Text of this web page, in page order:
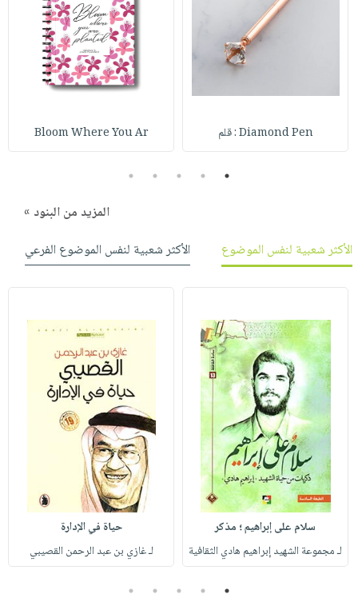
Diamond Pen : قلم Bloom Where You Ar
1
2
3
4
5
المزيد من البنود »
الأكثر شعبية لنفس الموضوع
الأكثر شعبية لنفس الموضوع الفرعي
سلام على إبراهيم ؛ مذكر
لـ مجموعة الشهيد إبراهيم هادي الثقافية
حياة في الإدارة
لـ غازي بن عبد الرحمن القصيبي
1
2
3
4
5